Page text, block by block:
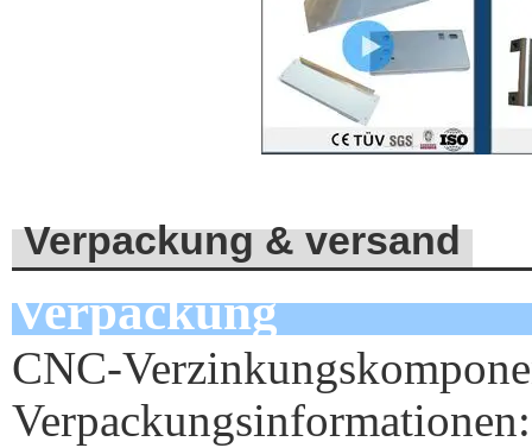
Verpackung & versand
Verpackung
CNC-
Verpackungsinformationen: